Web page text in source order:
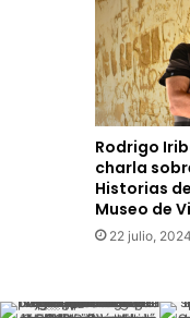
Rodrigo
charla
Historias
Museo de
22 julio, 2024